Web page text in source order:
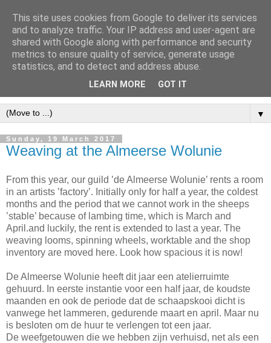
▼
Sunday, 19 March 2017
Weaving at the Almeerse Wolunie
From this year, our guild ’de Almeerse Wolunie’ rents a room
in an artists ’factory’. Initially only for half a year, the coldest
months and the period that we cannot work in the sheeps
’stable’ because of lambing time, which is March and
April.and luckily, the rent is extended to last a year. The
weaving looms, spinning wheels, worktable and the shop
inventory are moved here. Look how spacious it is now!
De Almeerse Wolunie heeft dit jaar een atelierruimte
gehuurd. In eerste instantie voor een half jaar, de koudste
maanden en ook de periode dat de schaapskooi dicht is
vanwege het lammeren, gedurende maart en april. Maar nu
is besloten om de huur te verlengen tot een jaar.
De weefgetouwen die we hebben zijn verhuisd, net als een
This site uses cookies from Google to deliver its services
and to analyze traffic. Your IP address and user-agent are
shared with Google along with performance and security
metrics to ensure quality of service, generate usage
statistics, and to detect and address abuse.
LEARN MORE GOT IT